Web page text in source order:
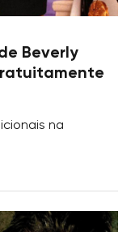
Beverly
na